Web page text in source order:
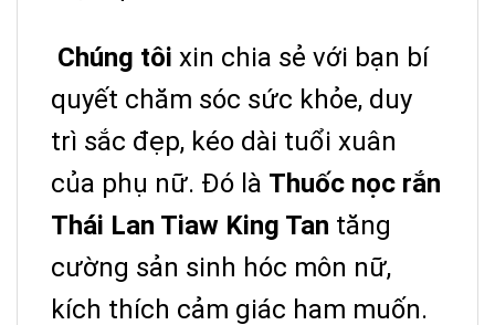
Chúng tôi xin chia sẻ với bạn bí
quyết chăm sóc sức khỏe, duy
trì sắc đẹp, kéo dài tuổi xuân
của phụ nữ. Đó là Thuốc nọc rắn
Thái Lan Tiaw King Tan tăng
cường sản sinh hóc môn nữ,
kích thích cảm giác ham muốn.